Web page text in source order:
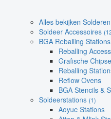
Alles bekijken
Soldeer Accessoires
BGA Reballing Stations
Reballing
Grafische
Reballing
Reflow Ovens
BGA Stencils &
Soldeerstations (1)
Aoyue Stations